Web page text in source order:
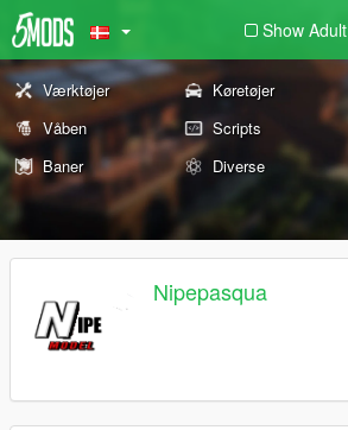
Show Adult
Værktøjer Køretøjer
Våben
Scripts
Baner
Diverse
Nipepasqua